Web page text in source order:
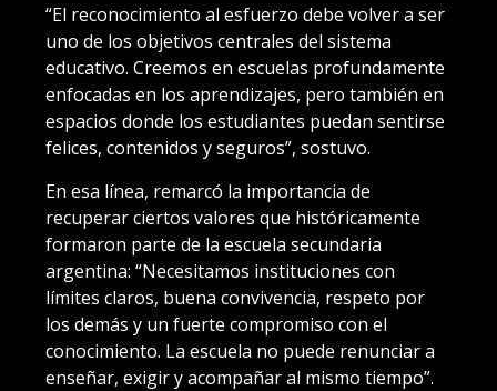
“El reconocimiento al esfuerzo debe volver a ser
uno de los objetivos centrales del sistema
educativo. Creemos en escuelas profundamente
enfocadas en los aprendizajes, pero también en
espacios donde los estudiantes puedan sentirse
felices, contenidos y seguros”, sostuvo.
En esa línea, remarcó la importancia de
recuperar ciertos valores que históricamente
formaron parte de la escuela secundaria
argentina: “Necesitamos instituciones con
límites claros, buena convivencia, respeto por
los demás y un fuerte compromiso con el
conocimiento. La escuela no puede renunciar a
enseñar, exigir y acompañar al mismo tiempo”.